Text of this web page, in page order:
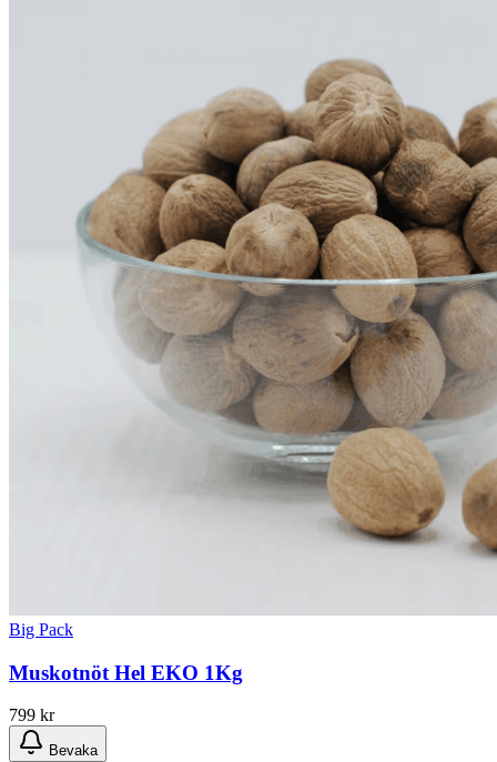
Big Pack
Muskotnöt Hel EKO 1Kg
799 kr
Bevaka